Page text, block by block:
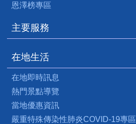
恩澤榜專區
主要服務
在地生活
在地即時訊息
熱門景點導覽
當地優惠資訊
嚴重特殊傳染性肺炎COVID-19專區